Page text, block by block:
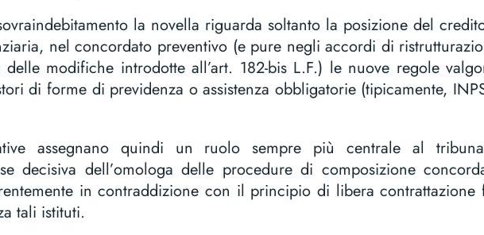
la novella riguarda soltanto la posizione del
nel concordato preventivo (e pure negli accordi di
modifiche introdotte all’art. 182-bis L.F.) le nuove regole
di forme di previdenza o assistenza obbligatorie (tipicamente,
assegnano quindi un ruolo sempre più centrale al
decisiva dell’omologa delle procedure di composizione
in contraddizione con il principio di libera contrattazione
tali istituti.